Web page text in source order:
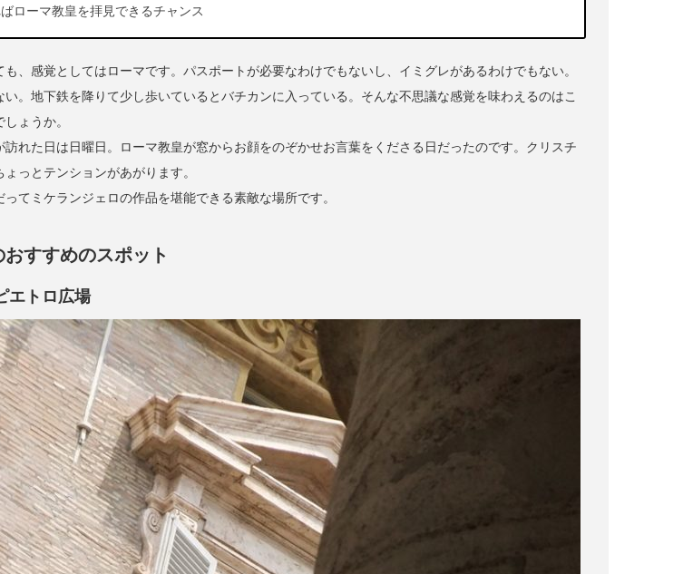
ローマ教皇を拝見できるチャンス
、感覚としてはローマです。パスポートが必要なわけでもないし、イミグレがあるわけでもない。
。地下鉄を降りて少し歩いているとバチカンに入っている。そんな不思議な感覚を味わえるのはこ
ょうか。
訪れた日は日曜日。ローマ教皇が窓からお顔をのぞかせお言葉をくださる日だったのです。クリスチ
っとテンションがあがります。
てミケランジェロの作品を堪能できる素敵な場所です。
すすめのスポット
エトロ広場